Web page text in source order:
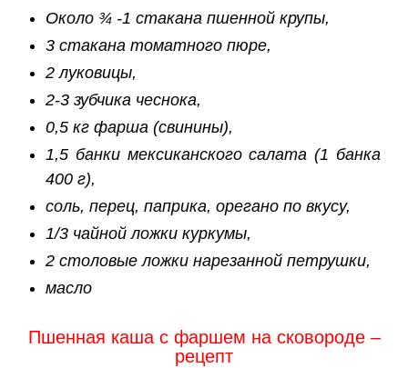
Около ¾ -1 стакана пшенной крупы,
3 стакана томатного пюре,
2 луковицы,
2-3 зубчика чеснока,
0,5 кг фарша (свинины),
1,5 банки мексиканского салата (1 банка
400 г),
соль, перец, паприка, орегано по вкусу,
1/3 чайной ложки куркумы,
2 столовые ложки нарезанной петрушки,
масло
Пшенная каша с фаршем на сковороде –
рецепт